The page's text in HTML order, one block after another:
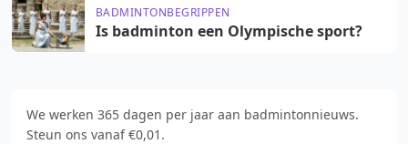
BADMINTONBEGRIPPEN
Is badminton een Olympische sport?
We werken 365 dagen per jaar aan badmintonnieuws.
Steun ons vanaf €0,01.